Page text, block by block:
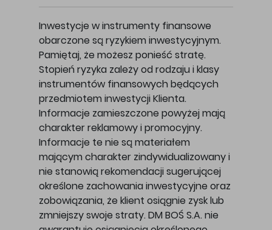
Inwestycje w instrumenty finansowe
obarczone są ryzykiem inwestycyjnym.
Pamiętaj, że możesz ponieść stratę.
Stopień ryzyka zależy od rodzaju i klasy
instrumentów finansowych będących
przedmiotem inwestycji Klienta.
Informacje zamieszczone powyżej mają
charakter reklamowy i promocyjny.
Informacje te nie są materiałem
mającym charakter zindywidualizowany i
nie stanowią rekomendacji sugerującej
określone zachowania inwestycyjne oraz
zobowiązania, że klient osiągnie zysk lub
zmniejszy swoje straty. DM BOŚ S.A. nie